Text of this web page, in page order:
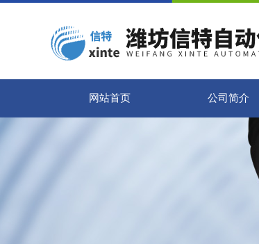
网站首页 公司简介